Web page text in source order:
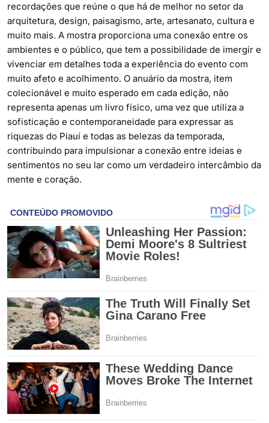
recordações que reúne o que há de melhor no setor da
arquitetura, design, paisagismo, arte, artesanato, cultura e
muito mais. A mostra proporciona uma conexão entre os
ambientes e o público, que tem a possibilidade de imergir e
vivenciar em detalhes toda a experiência do evento com
muito afeto e acolhimento. O anuário da mostra, item
colecionável e muito esperado em cada edição, não
representa apenas um livro físico, uma vez que utiliza a
sofisticação e contemporaneidade para expressar as
riquezas do Piauí e todas as belezas da temporada,
contribuindo para impulsionar a conexão entre ideias e
sentimentos no seu lar como um verdadeiro intercâmbio da
mente e coração.